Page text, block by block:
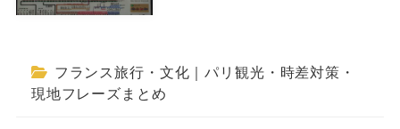
フランス旅行・文化｜パリ観光・時差対策・
現地フレーズまとめ